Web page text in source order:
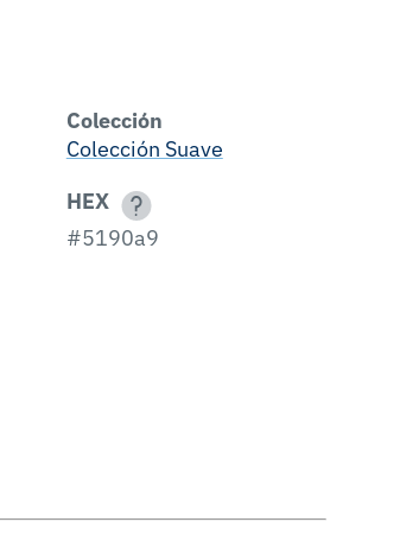
Colección
Colección Suave
HEX
#5190a9